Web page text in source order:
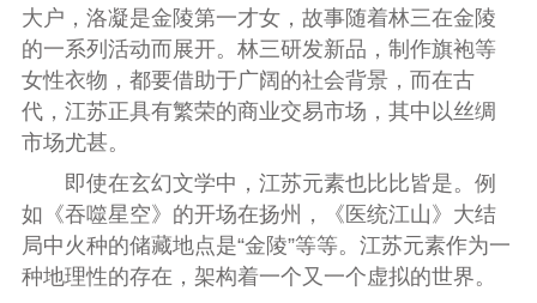
大户，洛凝是金陵第一才女，故事随着林三在金陵
的一系列活动而展开。林三研发新品，制作旗袍等
女性衣物，都要借助于广阔的社会背景，而在古
代，江苏正具有繁荣的商业交易市场，其中以丝绸
市场尤甚。
即使在玄幻文学中，江苏元素也比比皆是。例
如《吞噬星空》的开场在扬州，《医统江山》大结
局中火种的储藏地点是“金陵”等等。江苏元素作为一
种地理性的存在，架构着一个又一个虚拟的世界。